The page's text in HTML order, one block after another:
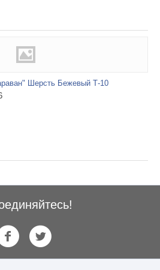
Шерсть Бежевый Т-10